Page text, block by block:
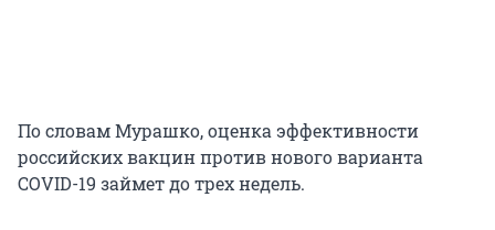
По словам Мурашко, оценка эффективности
российских вакцин против нового варианта
COVID-19 займет до трех недель.